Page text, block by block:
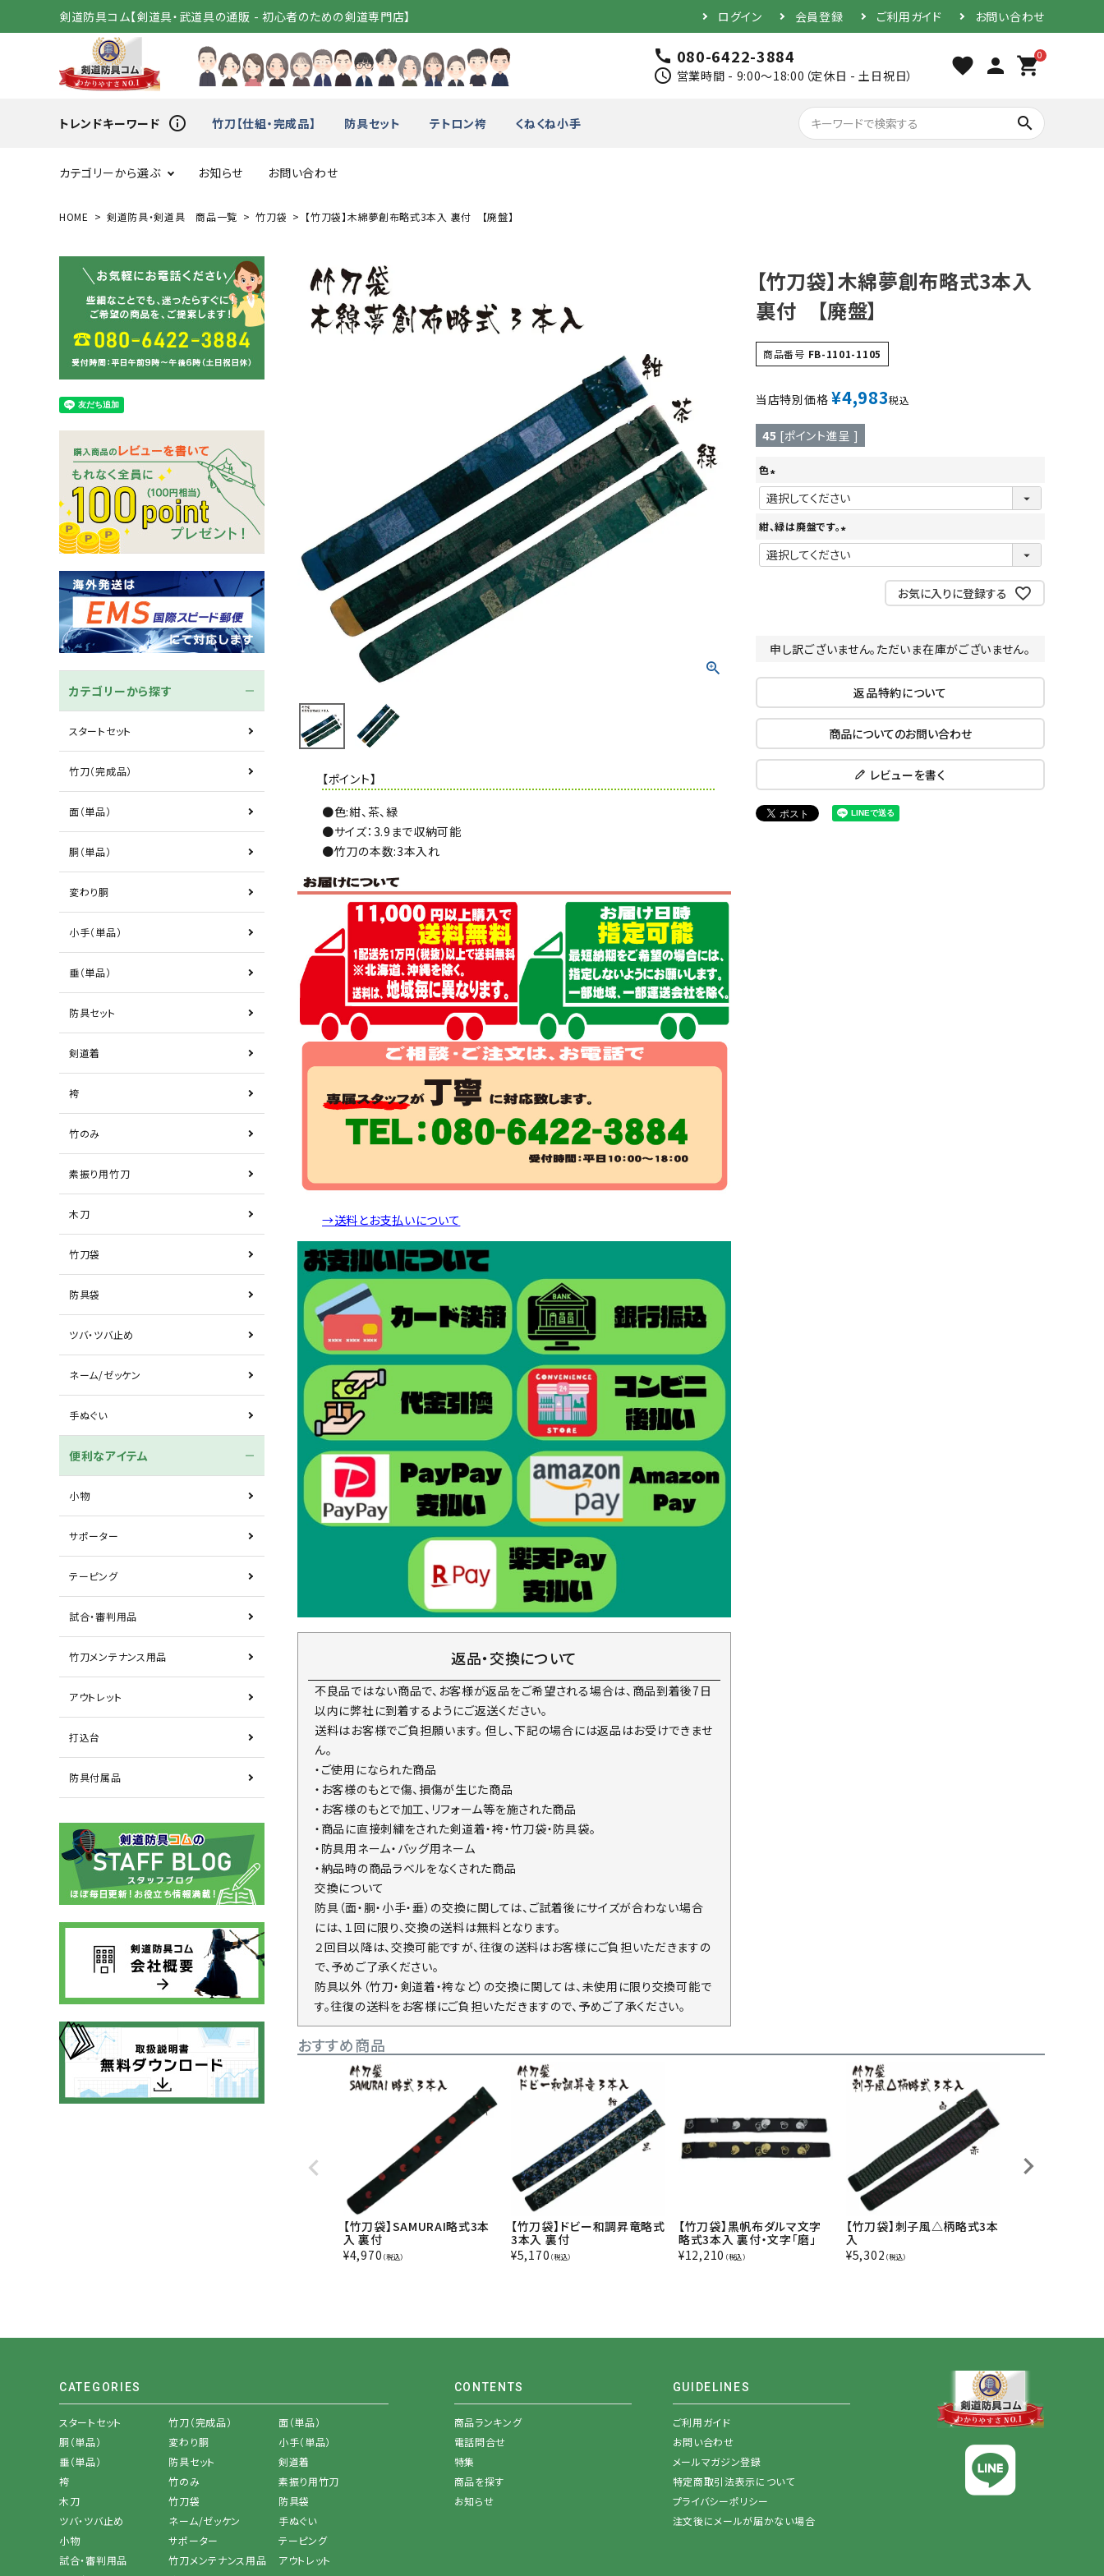
剣道防具コム【剣道具・武道具の通販 - 初心者のための剣道専門店】 ログイン 会員登録 ご利用ガイド お問い合わせ
call 080-6422-3884
schedule 営業時間 - 9:00～18:00（定休日 - 土日祝日） favorite person 0
shopping_cart
トレンドキーワード info_outline 竹刀【仕組・完成品】 防具セット テトロン袴 くねくね小手 search
カテゴリーから選ぶ
変わり胴 小手（単品） 防具セット
剣道着 素振り用竹刀
防具袋 ツバ・ツバ止め
ネーム/ゼッケン
お知らせ お問い合わせ
HOME 剣道防具・剣道具 商品一覧 竹刀袋 【竹刀袋】木綿夢創布略式3本入 裏付 【廃盤】
カテゴリーから探す
スタートセット
竹刀（完成品）
面（単品）
胴（単品）
変わり胴
小手（単品）
垂（単品）
防具セット
剣道着
袴
竹のみ
素振り用竹刀
木刀
竹刀袋
防具袋
ツバ・ツバ止め
ネーム/ゼッケン
手ぬぐい
便利なアイテム
小物
サポーター
テーピング
試合・審判用品
竹刀メンテナンス用品
アウトレット
打込台
防具付属品
【ポイント】
●色:紺、茶、緑
●サイズ：3.9まで収納可能
●竹刀の本数:3本入れ
→送料とお支払いについて
返品・交換について
不良品ではない商品で、お客様が返品をご希望される場合は、商品到着後7日
以内に弊社に到着するようにご返送ください。
送料はお客様でご負担願います。 但し、下記の場合には返品はお受けできませ
ん。
・ご使用になられた商品
・お客様のもとで傷、損傷が生じた商品
・お客様のもとで加工、リフォーム等を施された商品
・商品に直接刺繍をされた剣道着・袴・竹刀袋・防具袋。
・防具用ネーム・バッグ用ネーム
・納品時の商品ラベルをなくされた商品
交換について
防具（面・胴・小手・垂）の交換に関しては、ご試着後にサイズが合わない場合
には、１回に限り、交換の送料は無料となります。
２回目以降は、交換可能ですが、往復の送料はお客様にご負担いただきますの
で、予めご了承ください。
防具以外（竹刀・剣道着・袴など）の交換に関しては、未使用に限り交換可能で
す。往復の送料をお客様にご負担いただきますので、予めご了承ください。
【竹刀袋】木綿夢創布略式3本入
裏付 【廃盤】
商品番号 FB-1101-1105
当店特別価格 ¥4,983税込
45 [ポイント進呈 ]
色
(
必
須
)
紺、緑は廃盤です。
(
必
お気に入りに登録する
申し訳ございません。ただいま在庫がございません。
返品特約について
商品についてのお問い合わせ
レビューを書く
おすすめ商品
【竹刀袋】SAMURAI略式3本
入 裏付
¥4,970 （税込）
【竹刀袋】ドビー和調昇竜略式
3本入 裏付
¥5,170 （税込）
【竹刀袋】黒帆布ダルマ文字
略式3本入 裏付・文字「磨」
¥12,210 （税込）
【竹刀袋】刺子風△柄略式3本
入
¥5,302 （税込）
CATEGORIES
スタートセット 竹刀（完成品）
面（単品）
胴（単品）
変わり胴
小手（単品）
垂（単品）
防具セット
剣道着
袴
竹のみ
素振り用竹刀
木刀
竹刀袋
防具袋
ツバ・ツバ止め
ネーム/ゼッケン
手ぬぐい
小物
サポーター
テーピング
試合・審判用品
竹刀メンテナンス用品
アウトレット
CONTENTS
商品ランキング
電話問合せ
特集
商品を探す
お知らせ
GUIDELINES
ご利用ガイド
お問い合わせ
メールマガジン登録
特定商取引法表示について
プライバシーポリシー
注文後にメールが届かない場合